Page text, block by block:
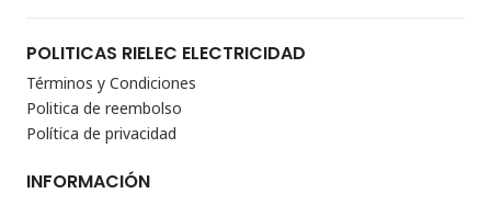
POLITICAS RIELEC ELECTRICIDAD
Términos y Condiciones
Politica de reembolso
Política de privacidad
INFORMACIÓN